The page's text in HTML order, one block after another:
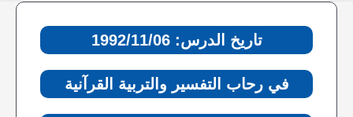
تاريخ الدرس: 1992/11/06
في رحاب التفسير والتربية القرآنية